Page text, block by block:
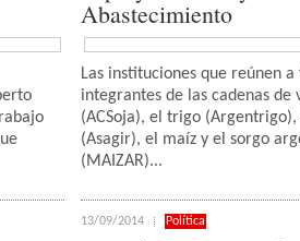
Abastecimiento
Las instituciones que reúnen a
integrantes de las cadenas de
(ACSoja), el trigo (Argentrigo),
(Asagir), el maíz y el sorgo
(MAIZAR)...
13/09/2014 Política